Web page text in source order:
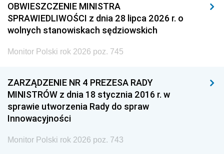
OBWIESZCZENIE MINISTRA
SPRAWIEDLIWOŚCI z dnia 28 lipca 2026 r. o
wolnych stanowiskach sędziowskich
Monitor Polski rok 2026 poz. 745
ZARZĄDZENIE NR 4 PREZESA RADY
MINISTRÓW z dnia 18 stycznia 2016 r. w
sprawie utworzenia Rady do spraw
Innowacyjności
Monitor Polski rok 2026 poz. 743